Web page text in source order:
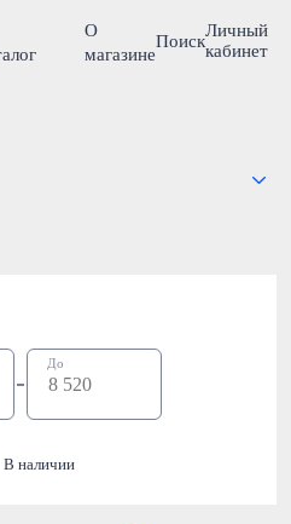
О
магазине
Поиск
Личный
кабинет
До
В наличии